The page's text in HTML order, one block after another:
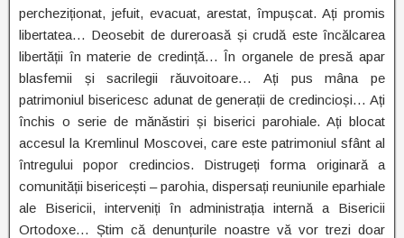
percheziționat, jefuit, evacuat, arestat, împușcat. Ați promis
libertatea… Deosebit de dureroasă și crudă este încălcarea
libertății în materie de credință… În organele de presă apar
blasfemii și sacrilegii răuvoitoare… Ați pus mâna pe
patrimoniul bisericesc adunat de generații de credincioși… Ați
închis o serie de mănăstiri și biserici parohiale. Ați blocat
accesul la Kremlinul Moscovei, care este patrimoniul sfânt al
întregului popor credincios. Distrugeți forma originară a
comunității bisericești – parohia, dispersați reuniunile eparhiale
ale Bisericii, interveniți în administrația internă a Bisericii
Ortodoxe… Știm că denunțurile noastre vă vor trezi doar